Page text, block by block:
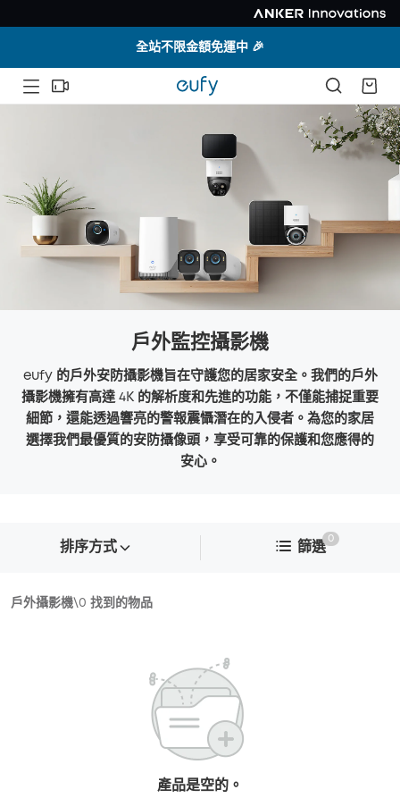
全站不限金額免運中 🎉
戶外監控攝影機
eufy 的戶外安防攝影機旨在守護您的居家安全。我們的戶外
攝影機擁有高達 4K 的解析度和先進的功能，不僅能捕捉重要
細節，還能透過響亮的警報震懾潛在的入侵者。為您的家居
選擇我們最優質的安防攝像頭，享受可靠的保護和您應得的
安心。
篩選
0
排序方式
戶外攝影機\0 找到的物品
產品是空的。